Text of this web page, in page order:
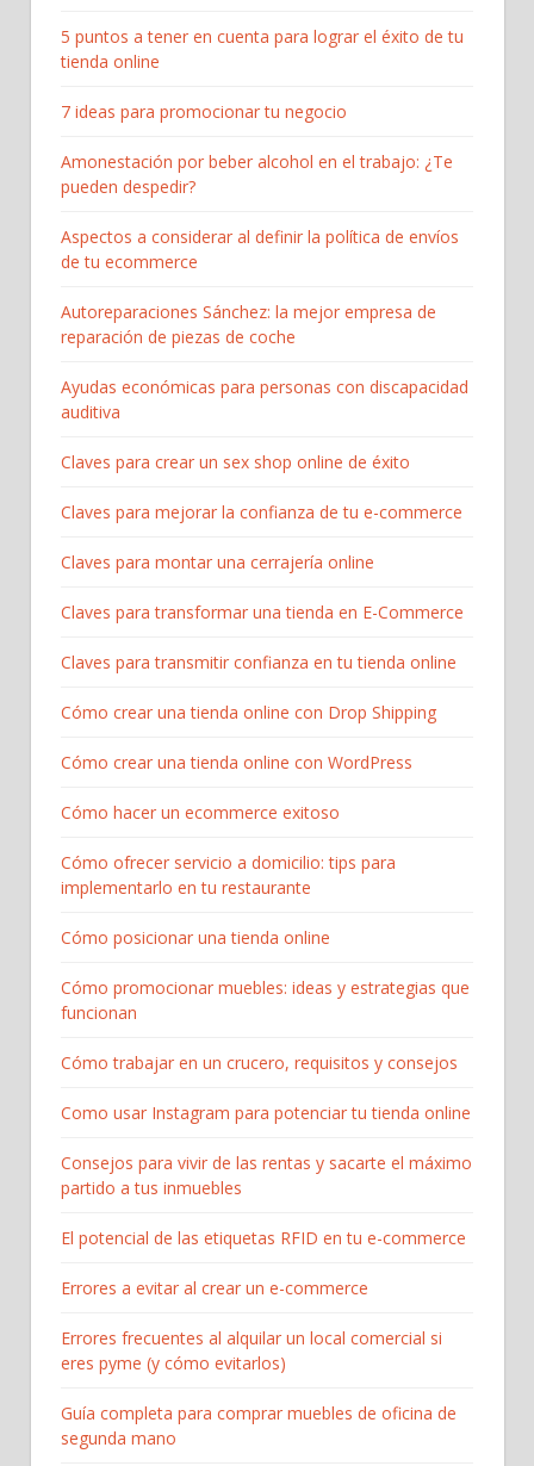
5 puntos a tener en cuenta para lograr el éxito de tu
tienda online
7 ideas para promocionar tu negocio
Amonestación por beber alcohol en el trabajo: ¿Te
pueden despedir?
Aspectos a considerar al definir la política de envíos
de tu ecommerce
Autoreparaciones Sánchez: la mejor empresa de
reparación de piezas de coche
Ayudas económicas para personas con discapacidad
auditiva
Claves para crear un sex shop online de éxito
Claves para mejorar la confianza de tu e-commerce
Claves para montar una cerrajería online
Claves para transformar una tienda en E-Commerce
Claves para transmitir confianza en tu tienda online
Cómo crear una tienda online con Drop Shipping
Cómo crear una tienda online con WordPress
Cómo hacer un ecommerce exitoso
Cómo ofrecer servicio a domicilio: tips para
implementarlo en tu restaurante
Cómo posicionar una tienda online
Cómo promocionar muebles: ideas y estrategias que
funcionan
Cómo trabajar en un crucero, requisitos y consejos
Como usar Instagram para potenciar tu tienda online
Consejos para vivir de las rentas y sacarte el máximo
partido a tus inmuebles
El potencial de las etiquetas RFID en tu e-commerce
Errores a evitar al crear un e-commerce
Errores frecuentes al alquilar un local comercial si
eres pyme (y cómo evitarlos)
Guía completa para comprar muebles de oficina de
segunda mano